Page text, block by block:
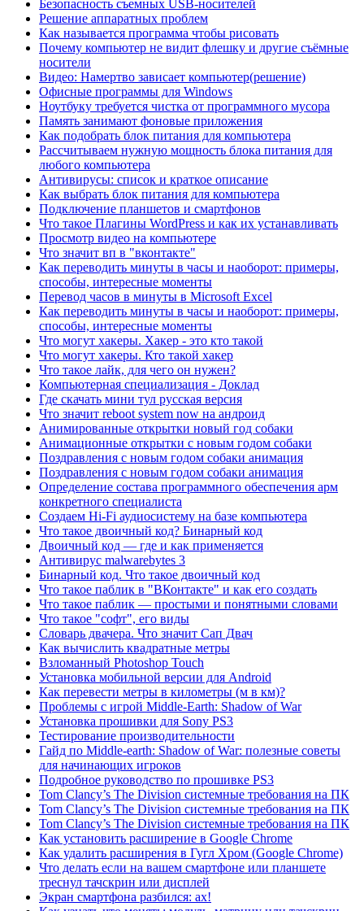
Безопасность съемных USB-носителей
Решение аппаратных проблем
Как называется программа чтобы рисовать
Почему компьютер не видит флешку и другие съёмные
носители
Видео: Намертво зависает компьютер(решение)
Офисные программы для Windows
Ноутбуку требуется чистка от программного мусора
Память занимают фоновые приложения
Как подобрать блок питания для компьютера
Рассчитываем нужную мощность блока питания для
любого компьютера
Антивирусы: список и краткое описание
Как выбрать блок питания для компьютера
Подключение планшетов и смартфонов
Что такое Плагины WordPress и как их устанавливать
Просмотр видео на компьютере
Что значит вп в "вконтакте"
Как переводить минуты в часы и наоборот: примеры,
способы, интересные моменты
Перевод часов в минуты в Microsoft Excel
Как переводить минуты в часы и наоборот: примеры,
способы, интересные моменты
Что могут хакеры. Хакер - это кто такой
Что могут хакеры. Кто такой хакер
Что такое лайк, для чего он нужен?
Компьютерная специализация - Доклад
Где скачать мини тул русская версия
Что значит reboot system now на андроид
Анимированные открытки новый год собаки
Анимационные открытки с новым годом собаки
Поздравления с новым годом собаки анимация
Поздравления с новым годом собаки анимация
Определение состава программного обеспечения арм
конкретного специалиста
Создаем Hi-Fi аудиосистему на базе компьютера
Что такое двоичный код? Бинарный код
Двоичный код — где и как применяется
Антивирус malwarebytes 3
Бинарный код. Что такое двоичный код
Что такое паблик в "ВКонтакте" и как его создать
Что такое паблик — простыми и понятными словами
Что такое "софт", его виды
Словарь двачера. Что значит Сап Двач
Как вычислить квадратные метры
Взломанный Photoshop Touch
Установка мобильной версии для Android
Как перевести метры в километры (м в км)?
Проблемы с игрой Middle-Earth: Shadow of War
Установка прошивки для Sony PS3
Тестирование производительности
Гайд по Middle-earth: Shadow of War: полезные советы
для начинающих игроков
Подробное руководство по прошивке PS3
Tom Clancy’s The Division системные требования на ПК
Tom Clancy’s The Division системные требования на ПК
Tom Clancy’s The Division системные требования на ПК
Как установить расширение в Google Chrome
Как удалить расширения в Гугл Хром (Google Chrome)
Что делать если на вашем смартфоне или планшете
треснул тачскрин или дисплей
Экран смартфона разбился: ах!